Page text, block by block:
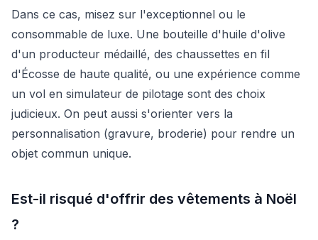
Dans ce cas, misez sur l'exceptionnel ou le
consommable de luxe. Une bouteille d'huile d'olive
d'un producteur médaillé, des chaussettes en fil
d'Écosse de haute qualité, ou une expérience comme
un vol en simulateur de pilotage sont des choix
judicieux. On peut aussi s'orienter vers la
personnalisation (gravure, broderie) pour rendre un
objet commun unique.
Est-il risqué d'offrir des vêtements à Noël
?